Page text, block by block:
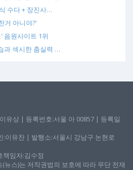
수다 + 장진사…
거 아니야?'
음원사이트 1위
과 섹시한 춤실력 …
유상 | 등록번호:서울 아 00857 | 등록일
이유찬 | 발행소:서울시 강남구 논현로
책임자:김수정
뉴스)는 저작권법의 보호에 따라 무단 전재